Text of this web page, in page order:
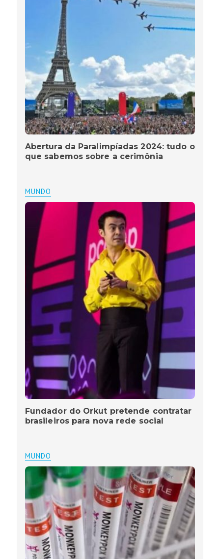
Abertura da Paralimpíadas 2024: tudo o
que sabemos sobre a cerimônia
MUNDO
Fundador do Orkut pretende contratar
brasileiros para nova rede social
MUNDO